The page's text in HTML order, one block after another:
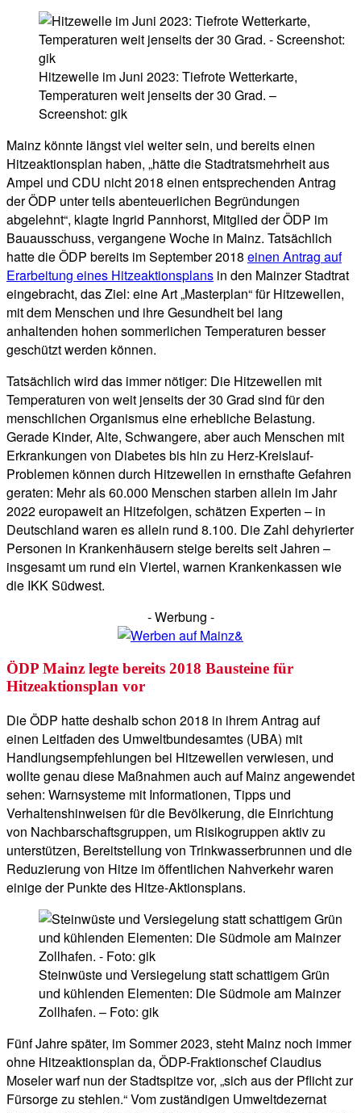
Hitzewelle im Juni 2023: Tiefrote Wetterkarte,
Temperaturen weit jenseits der 30 Grad. –
Screenshot: gik
Mainz könnte längst viel weiter sein, und bereits einen
Hitzeaktionsplan haben, „hätte die Stadtratsmehrheit aus
Ampel und CDU nicht 2018 einen entsprechenden Antrag
der ÖDP unter teils abenteuerlichen Begründungen
abgelehnt“, klagte Ingrid Pannhorst, Mitglied der ÖDP im
Bauausschuss, vergangene Woche in Mainz. Tatsächlich
hatte die ÖDP bereits im September 2018 einen Antrag auf
Erarbeitung eines Hitzeaktionsplans in den Mainzer Stadtrat
eingebracht, das Ziel: eine Art „Masterplan“ für Hitzewellen,
mit dem Menschen und ihre Gesundheit bei lang
anhaltenden hohen sommerlichen Temperaturen besser
geschützt werden können.
Tatsächlich wird das immer nötiger: Die Hitzewellen mit
Temperaturen von weit jenseits der 30 Grad sind für den
menschlichen Organismus eine erhebliche Belastung.
Gerade Kinder, Alte, Schwangere, aber auch Menschen mit
Erkrankungen von Diabetes bis hin zu Herz-Kreislauf-
Problemen können durch Hitzewellen in ernsthafte Gefahren
geraten: Mehr als 60.000 Menschen starben allein im Jahr
2022 europaweit an Hitzefolgen, schätzen Experten – in
Deutschland waren es allein rund 8.100. Die Zahl dehyrierter
Personen in Krankenhäusern steige bereits seit Jahren –
insgesamt um rund ein Viertel, warnen Krankenkassen wie
die IKK Südwest.
- Werbung -
ÖDP Mainz legte bereits 2018 Bausteine für
Hitzeaktionsplan vor
Die ÖDP hatte deshalb schon 2018 in ihrem Antrag auf
einen Leitfaden des Umweltbundesamtes (UBA) mit
Handlungsempfehlungen bei Hitzewellen verwiesen, und
wollte genau diese Maßnahmen auch auf Mainz angewendet
sehen: Warnsysteme mit Informationen, Tipps und
Verhaltenshinweisen für die Bevölkerung, die Einrichtung
von Nachbarschaftsgruppen, um Risikogruppen aktiv zu
unterstützen, Bereitstellung von Trinkwasserbrunnen und die
Reduzierung von Hitze im öffentlichen Nahverkehr waren
einige der Punkte des Hitze-Aktionsplans.
Steinwüste und Versiegelung statt schattigem Grün
und kühlenden Elementen: Die Südmole am Mainzer
Zollhafen. – Foto: gik
Fünf Jahre später, im Sommer 2023, steht Mainz noch immer
ohne Hitzeaktionsplan da, ÖDP-Fraktionschef Claudius
Moseler warf nun der Stadtspitze vor, „sich aus der Pflicht zur
Fürsorge zu stehlen.“ Vom zuständigen Umweltdezernat